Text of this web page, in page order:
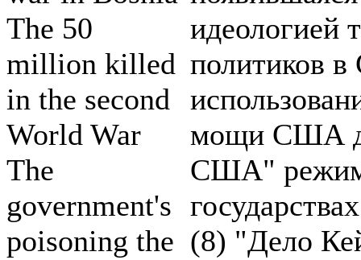
The 50
million killed
in the second
World War
The
government's
poisoning the
идеологией
политиков
мощи США
США"
(8) "Дело